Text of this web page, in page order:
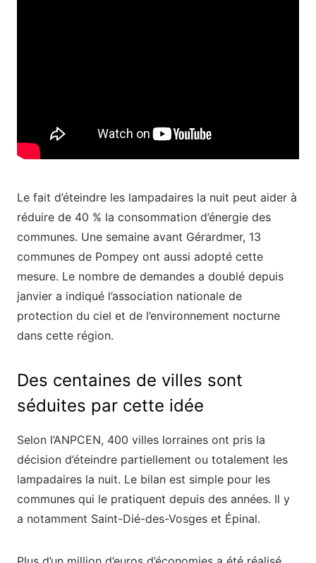
Le fait d’éteindre les lampadaires la nuit peut aider à
réduire de 40 % la consommation d’énergie des
communes. Une semaine avant Gérardmer, 13
communes de Pompey ont aussi adopté cette
mesure. Le nombre de demandes a doublé depuis
janvier a indiqué l’association nationale de
protection du ciel et de l’environnement nocturne
dans cette région.
Des centaines de villes sont
séduites par cette idée
Selon l’ANPCEN, 400 villes lorraines ont pris la
décision d’éteindre partiellement ou totalement les
lampadaires la nuit. Le bilan est simple pour les
communes qui le pratiquent depuis des années. Il y
a notamment Saint-Dié-des-Vosges et Épinal.